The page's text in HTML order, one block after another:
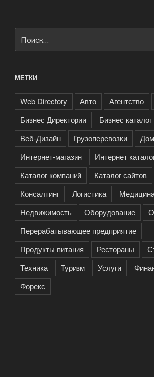
МЕТКИ
Web Directory Авто Агентство
Бизнес Директории
Бизнес каталог
Веб-Дизайн
Грузоперевозки
Интернет-магазин
Интернет
Каталог компаний
Каталог сайтов
Консалтинг
Логистика
Медицина
Недвижимость
Оборудование
Перерабатывающее предприятие
Продукты питания
Рестораны
Техника
Туризм Услуги
Форекс